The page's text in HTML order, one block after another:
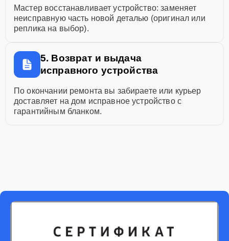
Мастер восстанавливает устройство: заменяет
неисправную часть новой деталью (оригинал или
реплика на выбор).
5. Возврат и выдача
исправного устройства
По окончании ремонта вы забираете или курьер
доставляет на дом исправное устройство с
гарантийным бланком.